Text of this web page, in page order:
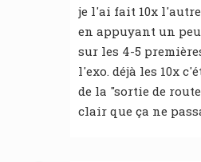
je l'ai fait 10x
en appuyant un
sur les 4-5
l'exo. déjà les 10x
de la "sortie de
clair que ça ne